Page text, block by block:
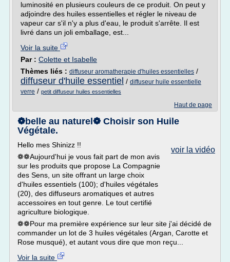
luminosité en plusieurs couleurs de ce produit. On peut y
adjoindre des huiles essentielles et régler le niveau de
vapeur car s'il n'y a plus d'eau, le produit s'arrête. Il est
livré dans un joli emballage, est...
Voir la suite
Par : Colette et Isabelle
Thèmes liés : diffuseur aromatherapie d'huiles essentielles /
diffuseur d'huile essentiel / diffuseur huile essentielle
verre / petit diffuseur huiles essentielles
Haut de page
❁belle au naturel❁ Choisir son Huile
Végétale.
voir la vidéo
Hello mes Shinizz !!
❁❁Aujourd'hui je vous fait part de mon avis
sur les produits que propose La Compagnie
des Sens, un site offrant un large choix
d'huiles essentiels (100); d'huiles végétales
(20), des diffuseurs aromatiques et autres
accessoires en tout genre. Le tout certifié
agriculture biologique.
❁❁Pour ma première expérience sur leur site j'ai décidé de
commander un lot de 3 huiles végétales (Argan, Carotte et
Rose musqué), et autant vous dire que mon reçu...
Voir la suite